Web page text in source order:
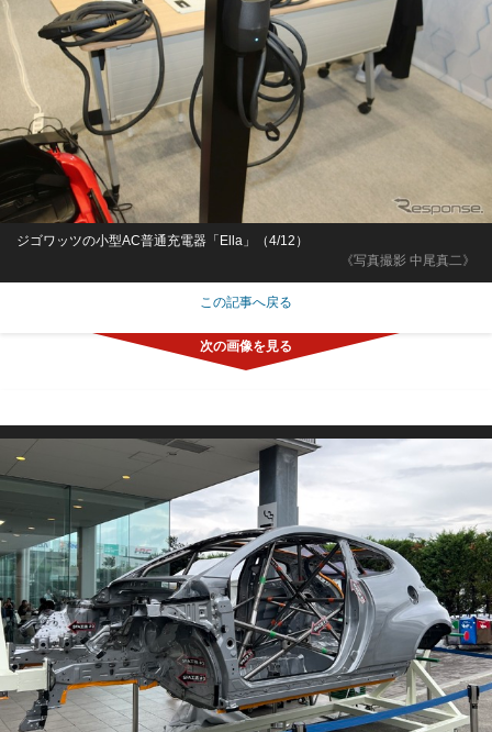
《写真撮影 中尾真二》
ジゴワッツの小型AC普通充電器「Ella」（4/12）
この記事へ戻る